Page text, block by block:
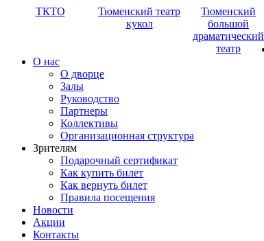
ТКТО
Тюменский театр
кукол
Тюменский
большой
драматический
театр
О нас
О дворце
Залы
Руководство
Партнеры
Коллективы
Организационная структура
Зрителям
Подарочный сертификат
Как купить билет
Как вернуть билет
Правила посещения
Новости
Акции
Контакты